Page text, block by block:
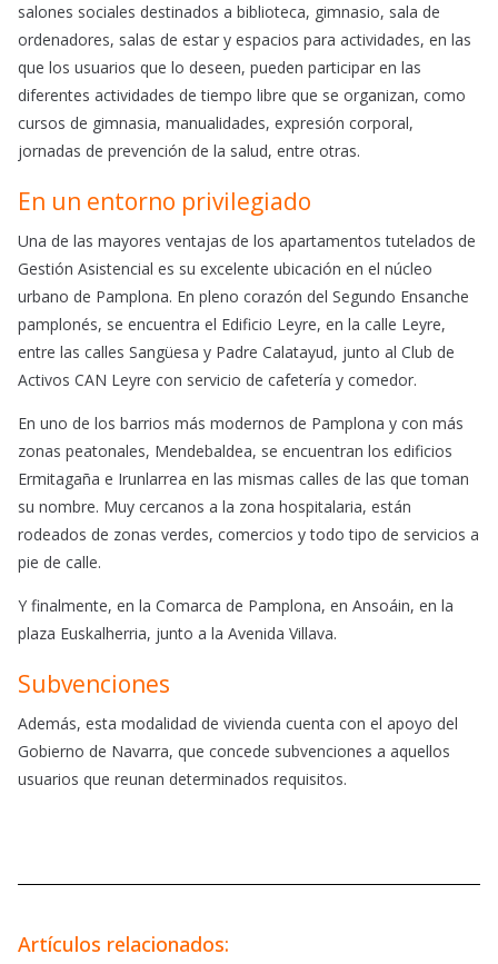
salones sociales destinados a biblioteca, gimnasio, sala de
ordenadores, salas de estar y espacios para actividades, en las
que los usuarios que lo deseen, pueden participar en las
diferentes actividades de tiempo libre que se organizan, como
cursos de gimnasia, manualidades, expresión corporal,
jornadas de prevención de la salud, entre otras.
En un entorno privilegiado
Una de las mayores ventajas de los apartamentos tutelados de
Gestión Asistencial es su excelente ubicación en el núcleo
urbano de Pamplona. En pleno corazón del Segundo Ensanche
pamplonés, se encuentra el Edificio Leyre, en la calle Leyre,
entre las calles Sangüesa y Padre Calatayud, junto al Club de
Activos CAN Leyre con servicio de cafetería y comedor.
En uno de los barrios más modernos de Pamplona y con más
zonas peatonales, Mendebaldea, se encuentran los edificios
Ermitagaña e Irunlarrea en las mismas calles de las que toman
su nombre. Muy cercanos a la zona hospitalaria, están
rodeados de zonas verdes, comercios y todo tipo de servicios a
pie de calle.
Y finalmente, en la Comarca de Pamplona, en Ansoáin, en la
plaza Euskalherria, junto a la Avenida Villava.
Subvenciones
Además, esta modalidad de vivienda cuenta con el apoyo del
Gobierno de Navarra, que concede subvenciones a aquellos
usuarios que reunan determinados requisitos.
Artículos relacionados: